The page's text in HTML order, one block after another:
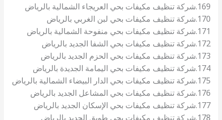
169.شركة تنظيف مكيفات بحي العريجاء الشمالية بالرياض
170.شركة تنظيف مكيفات بحي لبن الغربي بالرياض
171.شركة تنظيف مكيفات بحي منفوحة الشمالية بالرياض
172.شركة تنظيف مكيفات بحي الشفا الجديد بالرياض
173.شركة تنظيف مكيفات بحي الحزم الجديد بالرياض
174.شركة تنظيف مكيفات بحي اليمامة الجديدة بالرياض
175.شركة تنظيف مكيفات بحي الدار البيضاء الشمالية بالرياض
176.شركة تنظيف مكيفات بحي المشاعل الجديد بالرياض
177.شركة تنظيف مكيفات بحي الإسكان الجديد بالرياض
178.شركة تنظيف مكيفات بحي طويق الجديد بالرياض